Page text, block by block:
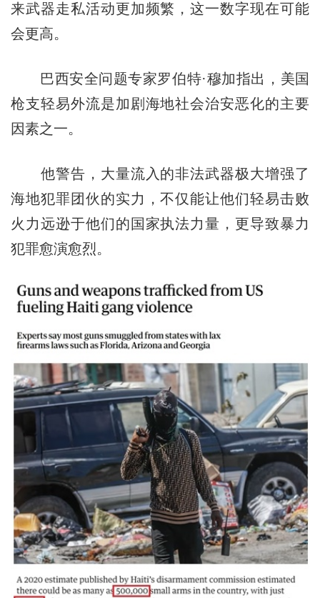
来武器走私活动更加频繁，这一数字现在可能
会更高。
巴西安全问题专家罗伯特·穆加指出，美国
枪支轻易外流是加剧海地社会治安恶化的主要
因素之一。
他警告，大量流入的非法武器极大增强了
海地犯罪团伙的实力，不仅能让他们轻易击败
火力远逊于他们的国家执法力量，更导致暴力
犯罪愈演愈烈。